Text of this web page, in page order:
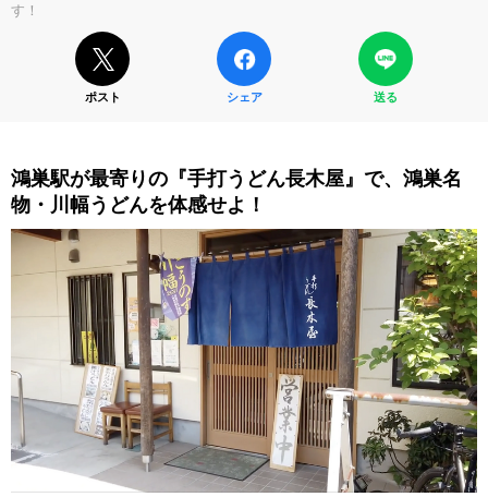
す！
ポスト シェア 送る
鴻巣駅が最寄りの『手打うどん長木屋』で、鴻巣名
物・川幅うどんを体感せよ！